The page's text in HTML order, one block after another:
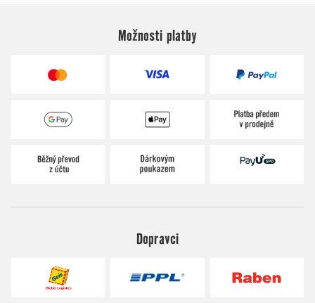
Možnosti platby
Dopravci